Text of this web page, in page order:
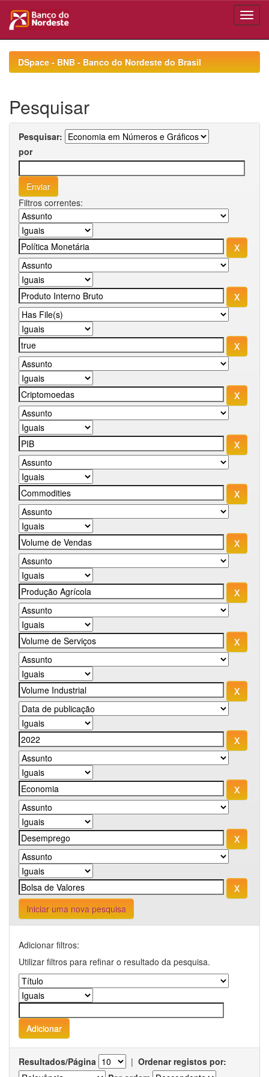
navigationDSpace - BNB - Banco do Nordeste do Brasil
Pesquisar
Pesquisar:
por
Filtros correntes:
Iniciar uma nova pesquisa
Adicionar filtros:
Utilizar filtros para refinar o resultado da pesquisa.
Resultados/Página | Ordenar registos por: